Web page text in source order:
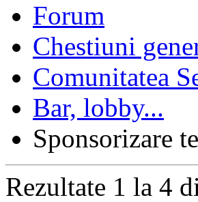
Forum
Chestiuni
Comunitatea
Bar, lobby...
Sponsorizare
Rezultate 1 la 4